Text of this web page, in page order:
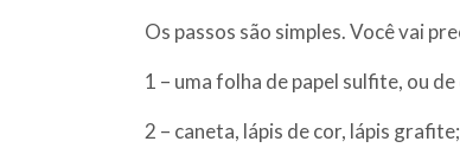
Os passos são simples. Você vai
1 – uma folha de papel sulfite, ou
2 – caneta, lápis de cor, lápis grafite;